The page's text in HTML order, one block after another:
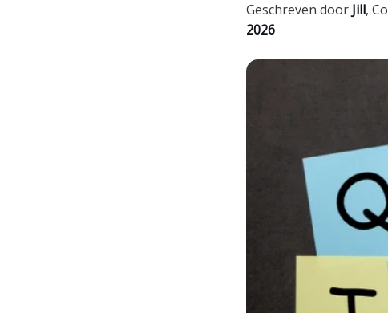
Geschreven door Jill,
2026